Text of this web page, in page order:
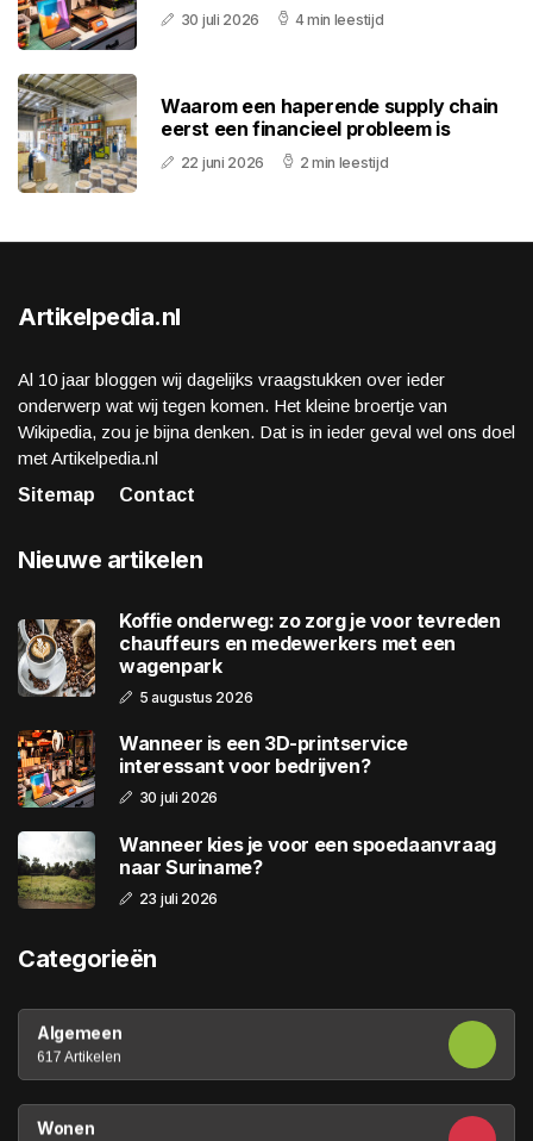
30 juli 2026 4 min leestijd
Waarom een haperende supply chain
eerst een financieel probleem is
22 juni 2026 2 min leestijd
Artikelpedia.nl
Al 10 jaar bloggen wij dagelijks vraagstukken over ieder
onderwerp wat wij tegen komen. Het kleine broertje van
Wikipedia, zou je bijna denken. Dat is in ieder geval wel ons doel
met Artikelpedia.nl
Sitemap
Contact
Nieuwe artikelen
Koffie onderweg: zo zorg je voor tevreden
chauffeurs en medewerkers met een
wagenpark
5 augustus 2026
Wanneer is een 3D-printservice
interessant voor bedrijven?
30 juli 2026
Wanneer kies je voor een spoedaanvraag
naar Suriname?
23 juli 2026
Categorieën
Algemeen
617 Artikelen
Wonen